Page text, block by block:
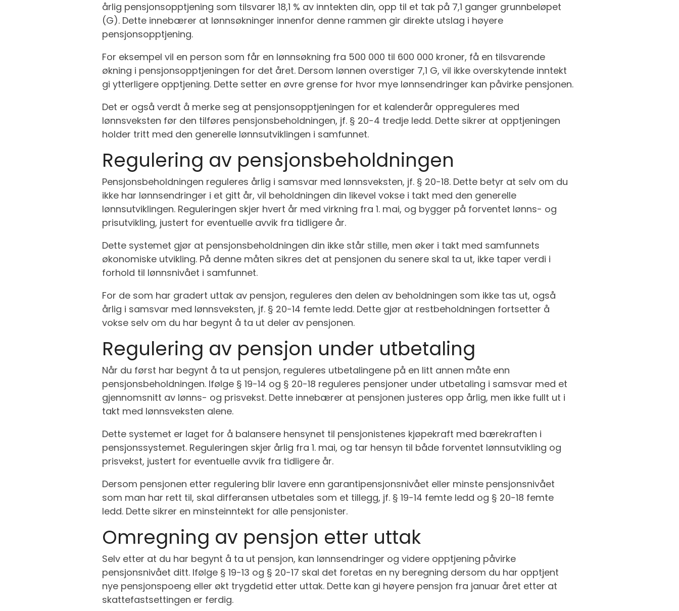
årlig pensjonsopptjening som tilsvarer 18,1 % av inntekten din, opp til et tak på 7,1 ganger grunnbeløpet
(G). Dette innebærer at lønnsøkninger innenfor denne rammen gir direkte utslag i høyere
pensjonsopptjening.
For eksempel vil en person som får en lønnsøkning fra 500 000 til 600 000 kroner, få en tilsvarende
økning i pensjonsopptjeningen for det året. Dersom lønnen overstiger 7,1 G, vil ikke overskytende inntekt
gi ytterligere opptjening. Dette setter en øvre grense for hvor mye lønnsendringer kan påvirke pensjonen.
Det er også verdt å merke seg at pensjonsopptjeningen for et kalenderår oppreguleres med
lønnsveksten før den tilføres pensjonsbeholdningen, jf. § 20-4 tredje ledd. Dette sikrer at opptjeningen
holder tritt med den generelle lønnsutviklingen i samfunnet.
Regulering av pensjonsbeholdningen
Pensjonsbeholdningen reguleres årlig i samsvar med lønnsveksten, jf. § 20-18. Dette betyr at selv om du
ikke har lønnsendringer i et gitt år, vil beholdningen din likevel vokse i takt med den generelle
lønnsutviklingen. Reguleringen skjer hvert år med virkning fra 1. mai, og bygger på forventet lønns- og
prisutvikling, justert for eventuelle avvik fra tidligere år.
Dette systemet gjør at pensjonsbeholdningen din ikke står stille, men øker i takt med samfunnets
økonomiske utvikling. På denne måten sikres det at pensjonen du senere skal ta ut, ikke taper verdi i
forhold til lønnsnivået i samfunnet.
For de som har gradert uttak av pensjon, reguleres den delen av beholdningen som ikke tas ut, også
årlig i samsvar med lønnsveksten, jf. § 20-14 femte ledd. Dette gjør at restbeholdningen fortsetter å
vokse selv om du har begynt å ta ut deler av pensjonen.
Regulering av pensjon under utbetaling
Når du først har begynt å ta ut pensjon, reguleres utbetalingene på en litt annen måte enn
pensjonsbeholdningen. Ifølge § 19-14 og § 20-18 reguleres pensjoner under utbetaling i samsvar med et
gjennomsnitt av lønns- og prisvekst. Dette innebærer at pensjonen justeres opp årlig, men ikke fullt ut i
takt med lønnsveksten alene.
Dette systemet er laget for å balansere hensynet til pensjonistenes kjøpekraft med bærekraften i
pensjonssystemet. Reguleringen skjer årlig fra 1. mai, og tar hensyn til både forventet lønnsutvikling og
prisvekst, justert for eventuelle avvik fra tidligere år.
Dersom pensjonen etter regulering blir lavere enn garantipensjonsnivået eller minste pensjonsnivået
som man har rett til, skal differansen utbetales som et tillegg, jf. § 19-14 femte ledd og § 20-18 femte
ledd. Dette sikrer en minsteinntekt for alle pensjonister.
Omregning av pensjon etter uttak
Selv etter at du har begynt å ta ut pensjon, kan lønnsendringer og videre opptjening påvirke
pensjonsnivået ditt. Ifølge § 19-13 og § 20-17 skal det foretas en ny beregning dersom du har opptjent
nye pensjonspoeng eller økt trygdetid etter uttak. Dette kan gi høyere pensjon fra januar året etter at
skattefastsettingen er ferdig.